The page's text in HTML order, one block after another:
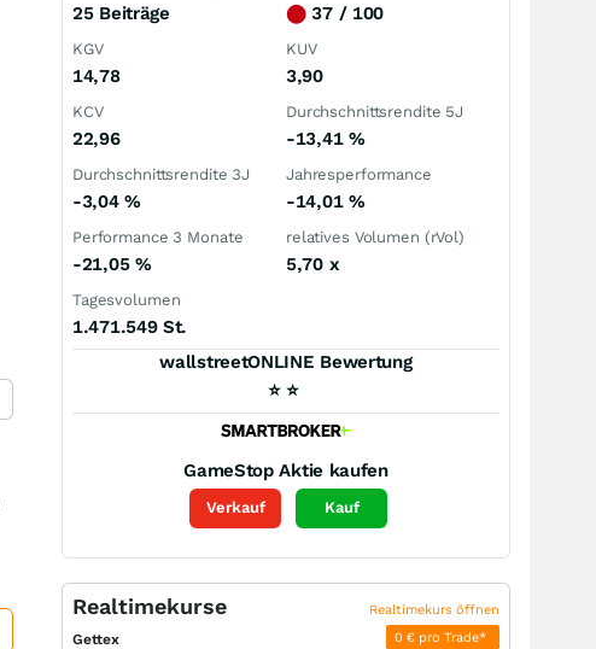
25 Beiträge ⬤37 / 100
KGV
14,78
KUV
3,90
KCV
22,96
Durchschnittsrendite 5J
-13,41 %
Durchschnittsrendite 3J
-3,04%
Jahresperformance
-14,01 %
Performance 3 Monate
-21,05 %
relatives Volumen (rVol)
5,70 x
Tagesvolumen
1.471.549 St.
wallstreetONLINE Bewertung
⭐ ⭐
GameStop Aktie kaufen
Verkauf Kauf
Realtimekurse Realtimekurs öffnen
Gettex 0 € pro Trade*